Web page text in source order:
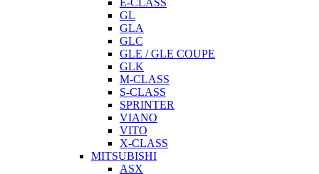
GL
GLA
GLC
GLE / GLE COUPE
GLK
M-CLASS
S-CLASS
SPRINTER
VIANO
VITO
X-CLASS
MITSUBISHI
ASX